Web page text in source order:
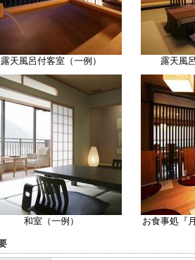
露天風呂付客室（一例） 露天風
和室（一例） お食事処『